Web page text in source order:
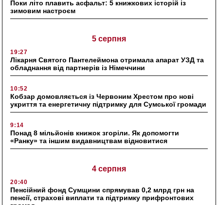
Поки літо плавить асфальт: 5 книжкових історій із
зимовим настроєм
5 серпня
19:27
Лікарня Святого Пантелеймона отримала апарат УЗД та
обладнання від партнерів із Німеччини
10:52
Кобзар домовляється із Червоним Хрестом про нові
укриття та енергетичну підтримку для Сумської громади
9:14
Понад 8 мільйонів книжок згоріли. Як допомогти
«Ранку» та іншим видавництвам відновитися
4 серпня
20:40
Пенсійний фонд Сумщини спрямував 0,2 млрд грн на
пенсії, страхові виплати та підтримку прифронтових